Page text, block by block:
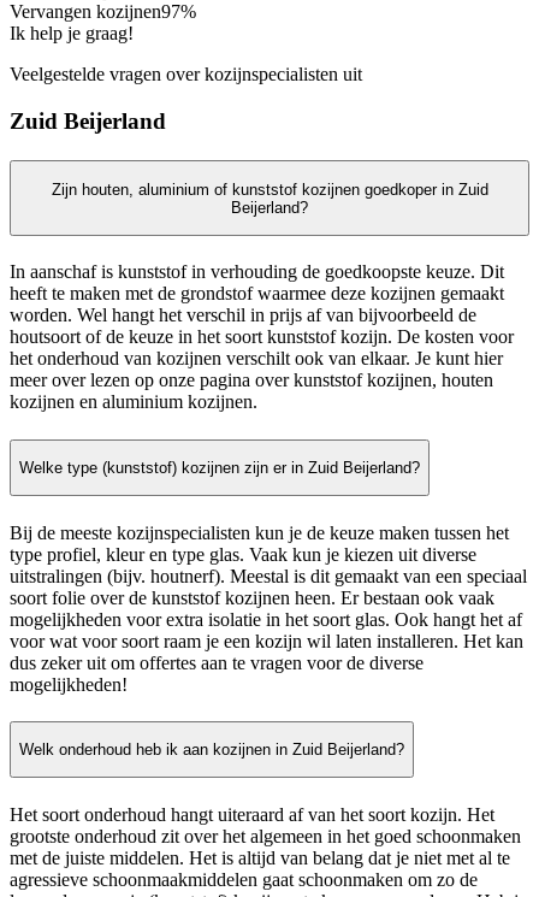
Vervangen kozijnen97%
Ik help je graag!
Veelgestelde vragen over kozijnspecialisten uit
Zuid Beijerland
Zijn houten, aluminium of kunststof kozijnen goedkoper in Zuid
Beijerland?
In aanschaf is kunststof in verhouding de goedkoopste keuze. Dit
heeft te maken met de grondstof waarmee deze kozijnen gemaakt
worden. Wel hangt het verschil in prijs af van bijvoorbeeld de
houtsoort of de keuze in het soort kunststof kozijn. De kosten voor
het onderhoud van kozijnen verschilt ook van elkaar. Je kunt hier
meer over lezen op onze pagina over kunststof kozijnen, houten
kozijnen en aluminium kozijnen.
Welke type (kunststof) kozijnen zijn er in Zuid Beijerland?
Bij de meeste kozijnspecialisten kun je de keuze maken tussen het
type profiel, kleur en type glas. Vaak kun je kiezen uit diverse
uitstralingen (bijv. houtnerf). Meestal is dit gemaakt van een speciaal
soort folie over de kunststof kozijnen heen. Er bestaan ook vaak
mogelijkheden voor extra isolatie in het soort glas. Ook hangt het af
voor wat voor soort raam je een kozijn wil laten installeren. Het kan
dus zeker uit om offertes aan te vragen voor de diverse
mogelijkheden!
Welk onderhoud heb ik aan kozijnen in Zuid Beijerland?
Het soort onderhoud hangt uiteraard af van het soort kozijn. Het
grootste onderhoud zit over het algemeen in het goed schoonmaken
met de juiste middelen. Het is altijd van belang dat je niet met al te
agressieve schoonmaakmiddelen gaat schoonmaken om zo de